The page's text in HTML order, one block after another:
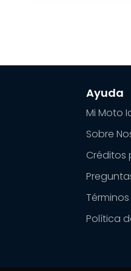
Ayuda
Mi Moto
Sobre
Créditos
Política